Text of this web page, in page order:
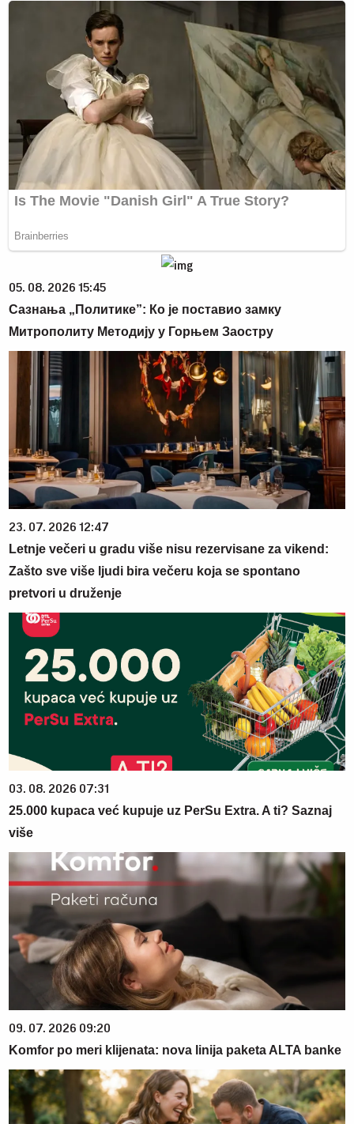
05. 08. 2026 15:45
Сазнања „Политике”: Ко је поставио замку
Митрополиту Методију у Горњем Заостру
23. 07. 2026 12:47
Letnje večeri u gradu više nisu rezervisane za vikend:
Zašto sve više ljudi bira večeru koja se spontano
pretvori u druženje
03. 08. 2026 07:31
25.000 kupaca već kupuje uz PerSu Extra. A ti? Saznaj
više
09. 07. 2026 09:20
Komfor po meri klijenata: nova linija paketa ALTA banke